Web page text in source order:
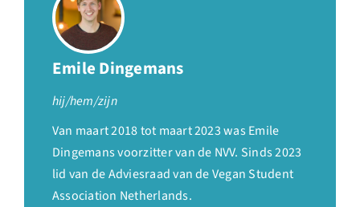
Emile Dingemans
hij/hem/zijn
Van maart 2018 tot maart 2023 was Emile
Dingemans voorzitter van de NVV. Sinds 2023
lid van de Adviesraad van de Vegan Student
Association Netherlands.